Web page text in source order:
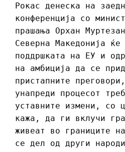
Рокас денеска на
конференција со
прашања Орхан
Северна Македонија ќе
поддршката на ЕУ и
на амбиција да се
пристапните
унапреди процесот
уставните измени, со
кажа, да ги вклучи
живеат во границите
се дел од други